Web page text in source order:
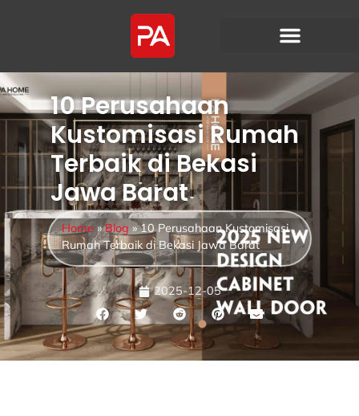
10 Perusahaan
Kustomisasi Rumah
Terbaik di Bekasi
Jawa Barat
Home »Blog »10 Perusahaan Kustomisasi
Rumah Terbaik di Bekasi Jawa Barat
2025-12-05